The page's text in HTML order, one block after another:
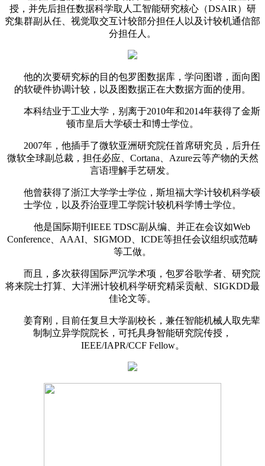
授，并先后担任数据科学取人工智能研究核心（DSAIR）研
究集群副从任、视觉取交互计较部分担任人以及计较机通信部
分担任人。
他的次要研究标的目的包罗图数据库，学问图谱，面向图
的软硬件协调计较，以及图数据正在大数据方面的使用。
本科结业于工业大学，别离于2010年和2014年获得了金斯
顿市皇后大学硕士和博士学位。
2007年，他插手了微软亚洲研究院任首席研究员，后升任
微软全球副总裁，担任必应、Cortana、Azure云等产物的天然
言语理解手艺研发。
他曾获得了浙江大学学士学位，斯坦福大学计较机科学硕
士学位，以及乔治亚理工学院计较机科学博士学位。
他是国际期刊IEEE TDSC副从编、并正在会议如Web
Conference、AAAI、SIGMOD、ICDE等担任会议组织或范畴
等工做。
而且，多次获得国际严沉学术项，包罗谷歌学者、研究院
将来院士打算、大洋洲计较机科学研究精采贡献、SIGKDD最
佳论文等。
姜育刚，目前任复旦大学副校长，兼任智能机械人取先辈
制制立异学院院长，可托具身智能研究院传授，
IEEE/IAPR/CCF Fellow。